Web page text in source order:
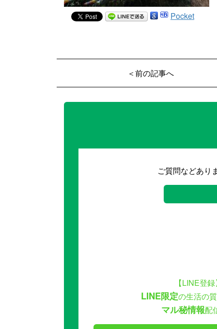
Pocket
＜前の記事へ
ご質問などあり
【LINE登
LINE限定の生活の
マル秘情報配